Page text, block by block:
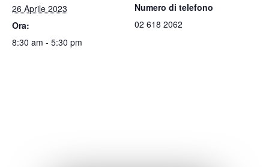
26 Aprile 2023
Ora:
8:30 am - 5:30 pm
Numero di telefono
02 618 2062